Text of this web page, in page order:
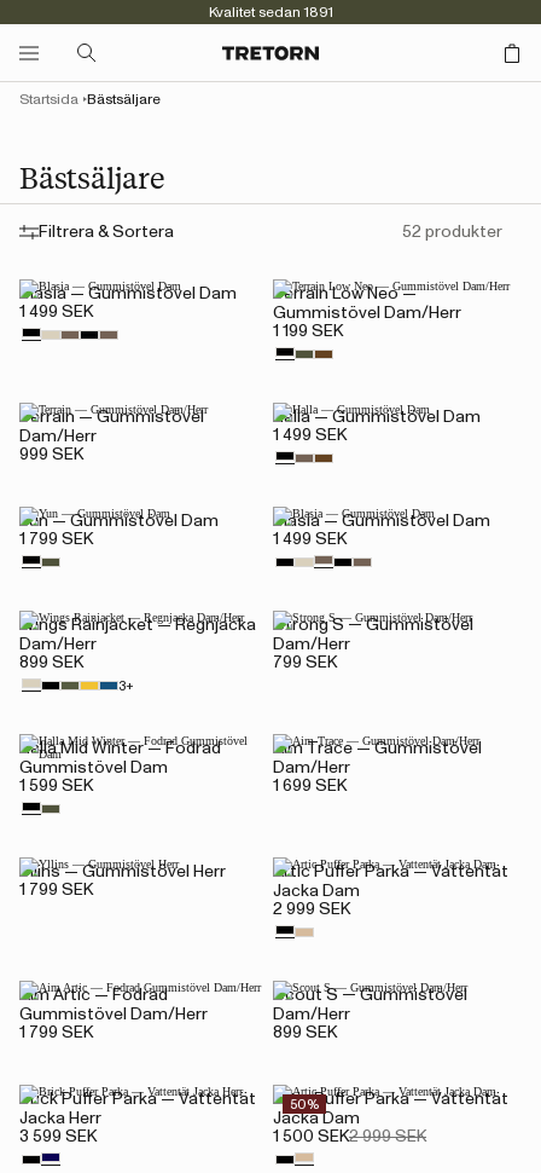
Kvalitet sedan 1891
Bästsäljare
Startsida Bästsäljare
Filtrera & Sortera 52 produkter
Blasia — Gummistövel Dam
1 499 SEK
Terrain Low Neo —
Gummistövel Dam/Herr
1 199 SEK
Terrain — Gummistövel
Dam/Herr
999 SEK
Halla — Gummistövel Dam
1 499 SEK
Yun — Gummistövel Dam
1 799 SEK
Blasia — Gummistövel Dam
1 499 SEK
Wings Rainjacket — Regnjacka
Dam/Herr
899 SEK
3+
Strong S — Gummistövel
Dam/Herr
799 SEK
Halla Mid Winter — Fodrad
Gummistövel Dam
1 599 SEK
Aim Trace — Gummistövel
Dam/Herr
1 699 SEK
Yllins — Gummistövel Herr
1 799 SEK
Artic Puffer Parka — Vattentät
Jacka Dam
2 999 SEK
Aim Artic — Fodrad
Gummistövel Dam/Herr
1 799 SEK
Scout S — Gummistövel
Dam/Herr
899 SEK
Brick Puffer Parka — Vattentät
Jacka Herr
3 599 SEK
50%
Artic Puffer Parka — Vattentät
Jacka Dam
1 500 SEK2 999 SEK